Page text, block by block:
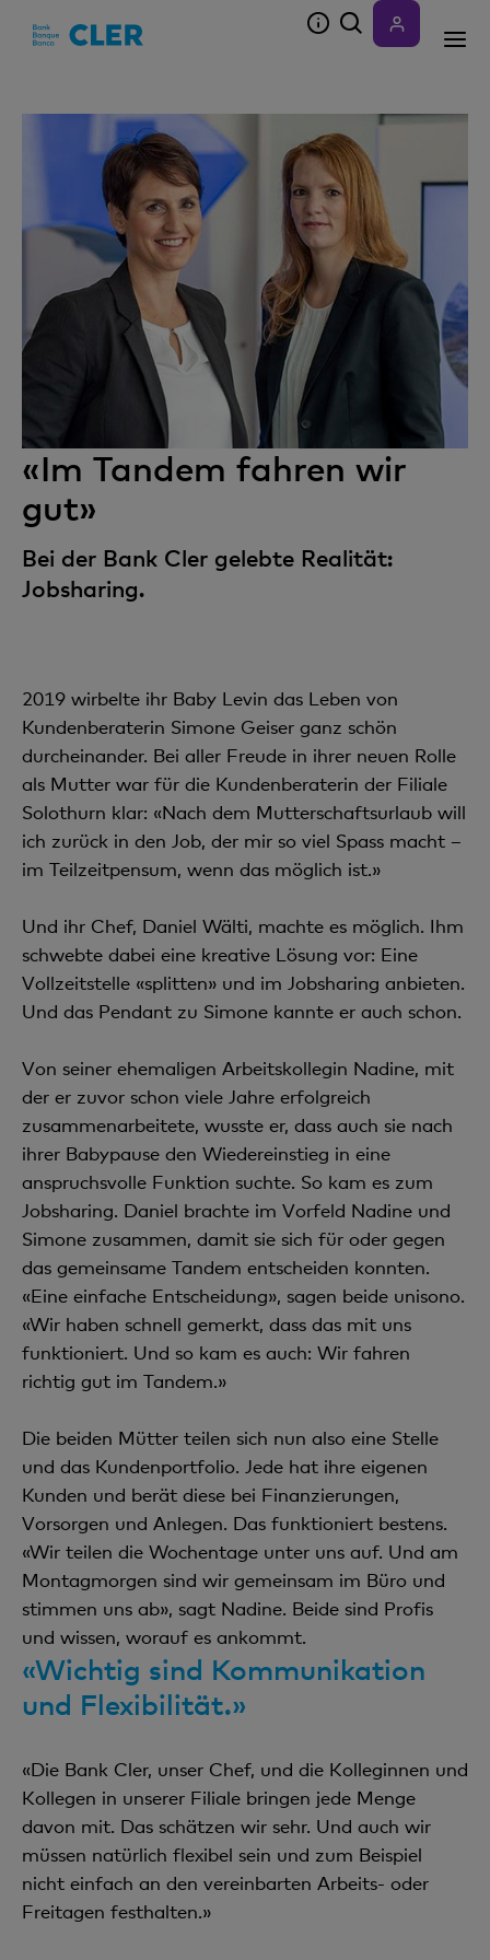
«Im Tandem fahren wir
gut»
Bei der Bank Cler gelebte Realität:
Jobsharing.
2019 wirbelte ihr Baby Levin das Leben von
Kundenberaterin Simone Geiser ganz schön
durcheinander. Bei aller Freude in ihrer neuen Rolle
als Mutter war für die Kundenberaterin der Filiale
Solothurn klar: «Nach dem Mutterschaftsurlaub will
ich zurück in den Job, der mir so viel Spass macht –
im Teilzeitpensum, wenn das möglich ist.»
Und ihr Chef, Daniel Wälti, machte es möglich. Ihm
schwebte dabei eine kreative Lösung vor: Eine
Vollzeitstelle «splitten» und im Jobsharing anbieten.
Und das Pendant zu Simone kannte er auch schon.
Von seiner ehemaligen Arbeitskollegin Nadine, mit
der er zuvor schon viele Jahre erfolgreich
zusammenarbeitete, wusste er, dass auch sie nach
ihrer Babypause den Wiedereinstieg in eine
anspruchsvolle Funktion suchte. So kam es zum
Jobsharing. Daniel brachte im Vorfeld Nadine und
Simone zusammen, damit sie sich für oder gegen
das gemeinsame Tandem entscheiden konnten.
«Eine einfache Entscheidung», sagen beide unisono.
«Wir haben schnell gemerkt, dass das mit uns
funktioniert. Und so kam es auch: Wir fahren
richtig gut im Tandem.»
Die beiden Mütter teilen sich nun also eine Stelle
und das Kundenportfolio. Jede hat ihre eigenen
Kunden und berät diese bei Finanzierungen,
Vorsorgen und Anlegen. Das funktioniert bestens.
«Wir teilen die Wochentage unter uns auf. Und am
Montagmorgen sind wir gemeinsam im Büro und
stimmen uns ab», sagt Nadine. Beide sind Profis
und wissen, worauf es ankommt.
«Wichtig sind Kommunikation
und Flexibilität.»
«Die Bank Cler, unser Chef, und die Kolleginnen und
Kollegen in unserer Filiale bringen jede Menge
davon mit. Das schätzen wir sehr. Und auch wir
müssen natürlich flexibel sein und zum Beispiel
nicht einfach an den vereinbarten Arbeits- oder
Freitagen festhalten.»